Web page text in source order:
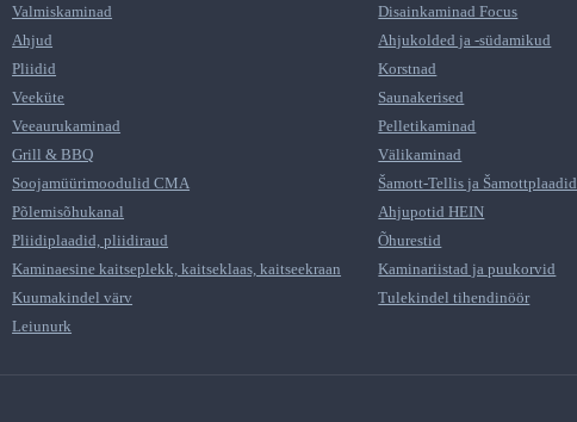
Valmiskaminad Disainkaminad Focus
Ahjud Ahjukolded ja -südamikud
Pliidid Korstnad
Veeküte Saunakerised
Veeaurukaminad Pelletikaminad
Grill & BBQ Välikaminad
Soojamüürimoodulid CMA Šamott-Tellis ja Šamottplaadid
Põlemisõhukanal Ahjupotid HEIN
Pliidiplaadid, pliidiraud Õhurestid
Kaminaesine kaitseplekk, kaitseklaas, kaitseekraan Kaminariistad ja puukorvid
Kuumakindel värv Tulekindel tihendinöör
Leiunurk